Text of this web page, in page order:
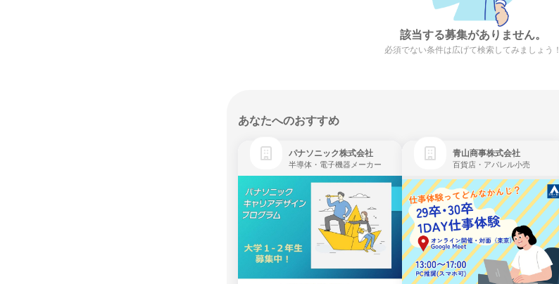
該当する募集がありません。
必須でない条件は広げて検索してみましょう！
あなたへのおすすめ
パナソニック株式会社
半導体・電子機器メーカー
青山商事株式会社
百貨店・アパレル小売